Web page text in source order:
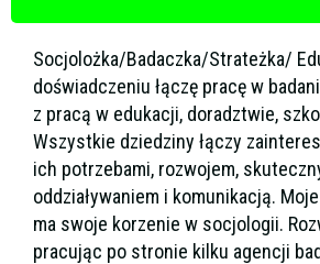
Socjolożka/Badaczka/Strateżka/
doświadczeniu łączę pracę w
z pracą w edukacji, doradztwie,
Wszystkie dziedziny łączy
ich potrzebami, rozwojem,
oddziaływaniem i komunikacją.
ma swoje korzenie w socjologii.
pracując po stronie kilku agencji